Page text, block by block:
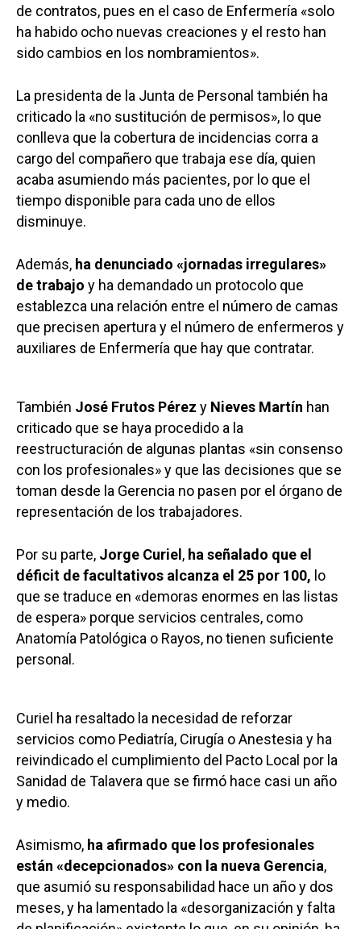
de contratos, pues en el caso de Enfermería «solo
ha habido ocho nuevas creaciones y el resto han
sido cambios en los nombramientos».
La presidenta de la Junta de Personal también ha
criticado la «no sustitución de permisos», lo que
conlleva que la cobertura de incidencias corra a
cargo del compañero que trabaja ese día, quien
acaba asumiendo más pacientes, por lo que el
tiempo disponible para cada uno de ellos
disminuye.
Además, ha denunciado «jornadas irregulares»
de trabajo y ha demandado un protocolo que
establezca una relación entre el número de camas
que precisen apertura y el número de enfermeros y
auxiliares de Enfermería que hay que contratar.
También José Frutos Pérez y Nieves Martín han
criticado que se haya procedido a la
reestructuración de algunas plantas «sin consenso
con los profesionales» y que las decisiones que se
toman desde la Gerencia no pasen por el órgano de
representación de los trabajadores.
Por su parte, Jorge Curiel , ha señalado que el
déficit de facultativos alcanza el 25 por 100, lo
que se traduce en «demoras enormes en las listas
de espera» porque servicios centrales, como
Anatomía Patológica o Rayos, no tienen suficiente
personal.
Curiel ha resaltado la necesidad de reforzar
servicios como Pediatría, Cirugía o Anestesia y ha
reivindicado el cumplimiento del Pacto Local por la
Sanidad de Talavera que se firmó hace casi un año
y medio.
Asimismo, ha afirmado que los profesionales
están «decepcionados» con la nueva Gerencia,
que asumió su responsabilidad hace un año y dos
meses, y ha lamentado la «desorganización y falta